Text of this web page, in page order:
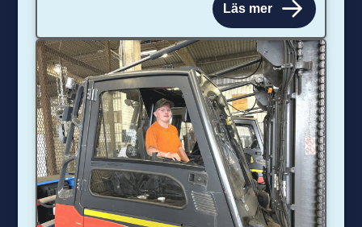
Läs mer